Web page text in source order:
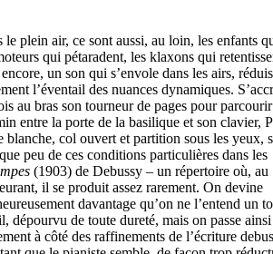
le plein air, ce sont aussi, au loin, les enfants
qui pétaradent, les klaxons qui
un son qui s’envole dans les airs,
l’éventail des nuances dynamiques.
au bras son tourneur de pages pour
entre la porte de la basilique et son clavier,
blanche, col ouvert et partition sous les yeux,
peu de ces conditions particulières dans les
(1903) de Debussy – un répertoire où, au
il se produit assez rarement. On devine
davantage qu’on ne l’entend un
dépourvu de toute dureté, mais on passe ainsi
à côté des raffinements de l’écriture